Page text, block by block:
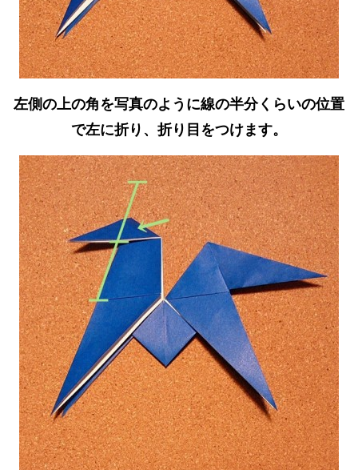
左側の上の角を写真のように線の半分くらいの位置
で左に折り、折り目をつけます。